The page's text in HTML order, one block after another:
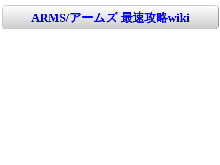
ARMS/アームズ 最速攻略wiki